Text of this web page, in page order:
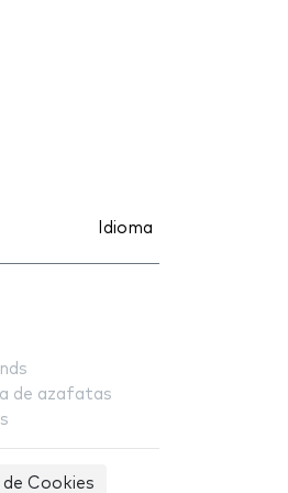
Idioma
de azafatas
Cookies